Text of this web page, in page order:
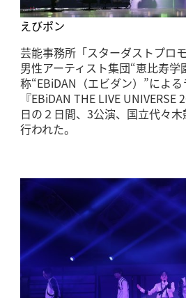
えびポン
芸能事務所「スターダストプロ
男性アーティスト集団“恵比寿学
称“EBiDAN（エビダン）”によ
『EBiDAN THE LIVE
日の２日間、3公演、国立代々
行われた。